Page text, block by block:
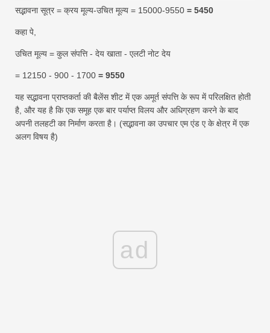
सद्भावना सूत्र = क्रय मूल्य-उचित मूल्य = 15000-9550 = 5450
कहा पे,
उचित मूल्य = कुल संपत्ति - देय खाता - एलटी नोट देय
= 12150 - 900 - 1700 = 9550
यह सद्भावना प्राप्तकर्ता की बैलेंस शीट में एक अमूर्त संपत्ति के रूप में परिलक्षित होती
है, और यह है कि एक समूह एक बार पर्याप्त विलय और अधिग्रहण करने के बाद
अपनी तलहटी का निर्माण करता है। (सद्भावना का उपचार एम एंड ए के क्षेत्र में एक
अलग विषय है)
ad